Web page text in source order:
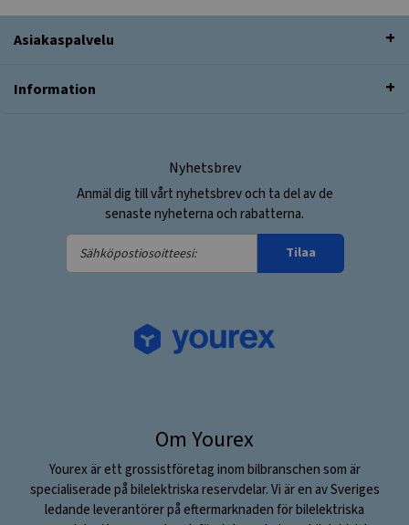
Asiakaspalvelu
Information
Nyhetsbrev
Anmäl dig till vårt nyhetsbrev och ta del av de
senaste nyheterna och rabatterna.
Sähköpostiosoitteesi:
Tilaa
Om Yourex
Yourex är ett grossistföretag inom bilbranschen som är
specialiserade på bilelektriska reservdelar. Vi är en av Sveriges
ledande leverantörer på eftermarknaden för bilelektriska